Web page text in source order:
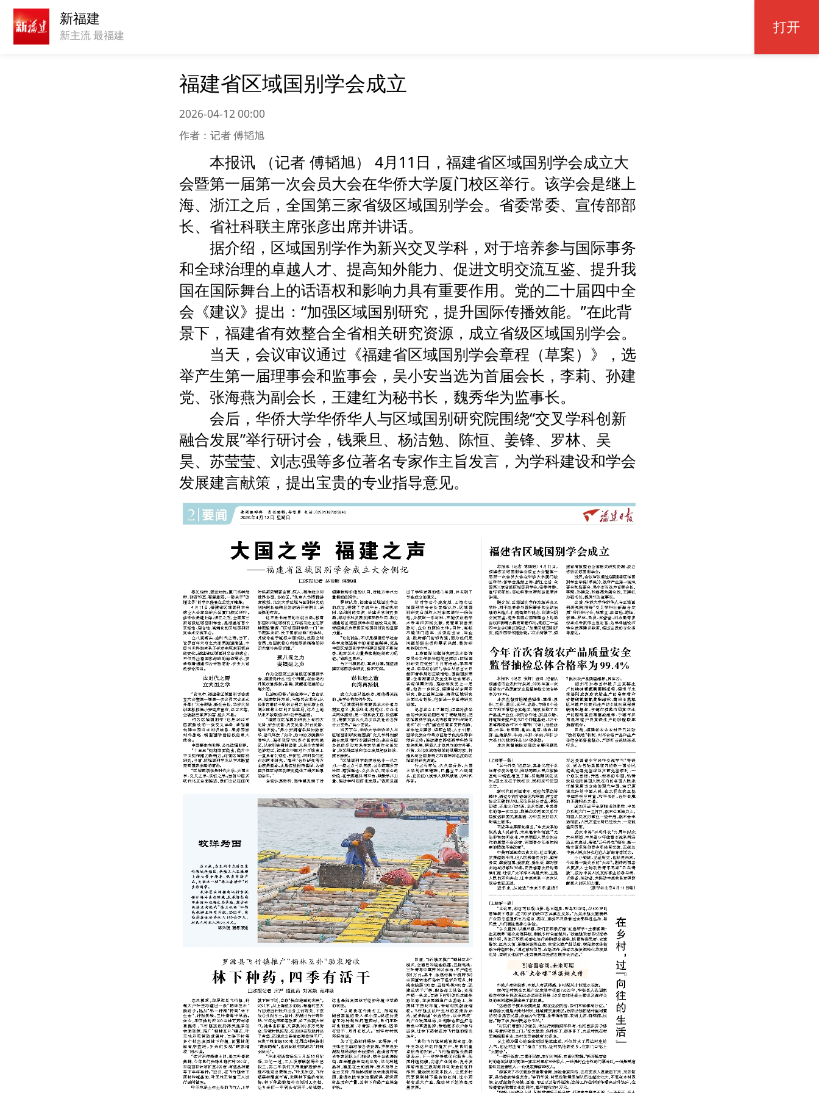
新福建
新主流 最福建 打开
福建省区域国别学会成立
2026-04-12 00:00
作者：记者 傅韬旭
本报讯 （记者 傅韬旭） 4月11日，福建省区域国别学会成立大
会暨第一届第一次会员大会在华侨大学厦门校区举行。该学会是继上
海、浙江之后，全国第三家省级区域国别学会。省委常委、宣传部部
长、省社科联主席张彦出席并讲话。
据介绍，区域国别学作为新兴交叉学科，对于培养参与国际事务
和全球治理的卓越人才、提高知外能力、促进文明交流互鉴、提升我
国在国际舞台上的话语权和影响力具有重要作用。党的二十届四中全
会《建议》提出：“加强区域国别研究，提升国际传播效能。”在此背
景下，福建省有效整合全省相关研究资源，成立省级区域国别学会。
当天，会议审议通过《福建省区域国别学会章程（草案）》，选
举产生第一届理事会和监事会，吴小安当选为首届会长，李莉、孙建
党、张海燕为副会长，王建红为秘书长，魏秀华为监事长。
会后，华侨大学华侨华人与区域国别研究院围绕“交叉学科创新
融合发展”举行研讨会，钱乘旦、杨洁勉、陈恒、姜锋、罗林、吴
昊、苏莹莹、刘志强等多位著名专家作主旨发言，为学科建设和学会
发展建言献策，提出宝贵的专业指导意见。